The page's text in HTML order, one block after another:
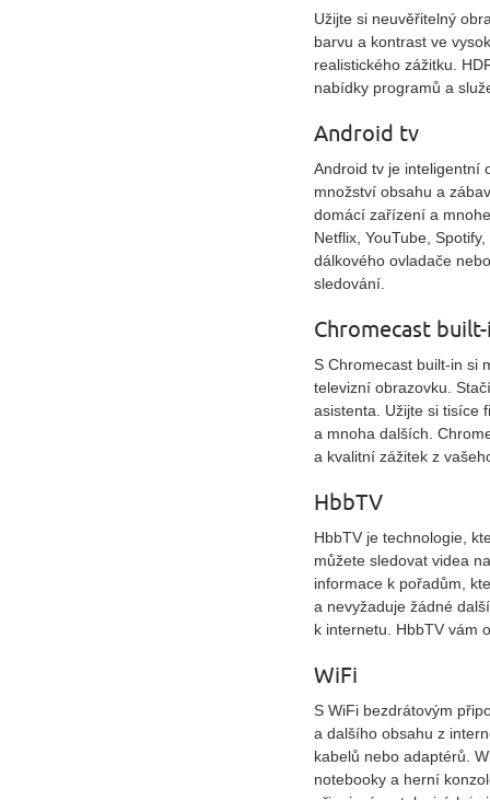
Užijte si neuvěřitelný
barvu a kontrast ve
realistického zážitku.
nabídky programů a
Android tv
Android tv je inteligentní
množství obsahu a
domácí zařízení a
Netflix, YouTube,
dálkového ovladače
sledování.
Chromecast
S Chromecast built-in si
televizní obrazovku.
asistenta. Užijte si tisíce
a mnoha dalších.
a kvalitní zážitek z
HbbTV
HbbTV je technologie,
můžete sledovat videa
informace k pořadům,
a nevyžaduje žádné
k internetu. HbbTV vám
WiFi
S WiFi bezdrátovým
a dalšího obsahu z
kabelů nebo adaptérů.
notebooky a herní